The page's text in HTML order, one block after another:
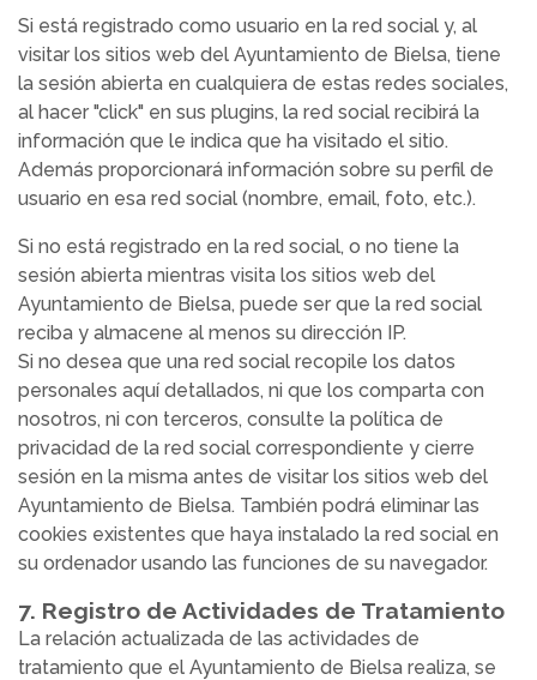
Si está registrado como usuario en la red social y, al
visitar los sitios web del Ayuntamiento de Bielsa, tiene
la sesión abierta en cualquiera de estas redes sociales,
al hacer "click" en sus plugins, la red social recibirá la
información que le indica que ha visitado el sitio.
Además proporcionará información sobre su perfil de
usuario en esa red social (nombre, email, foto, etc.).
Si no está registrado en la red social, o no tiene la
sesión abierta mientras visita los sitios web del
Ayuntamiento de Bielsa, puede ser que la red social
reciba y almacene al menos su dirección IP.
Si no desea que una red social recopile los datos
personales aquí detallados, ni que los comparta con
nosotros, ni con terceros, consulte la política de
privacidad de la red social correspondiente y cierre
sesión en la misma antes de visitar los sitios web del
Ayuntamiento de Bielsa. También podrá eliminar las
cookies existentes que haya instalado la red social en
su ordenador usando las funciones de su navegador.
7. Registro de Actividades de Tratamiento
La relación actualizada de las actividades de
tratamiento que el Ayuntamiento de Bielsa realiza, se